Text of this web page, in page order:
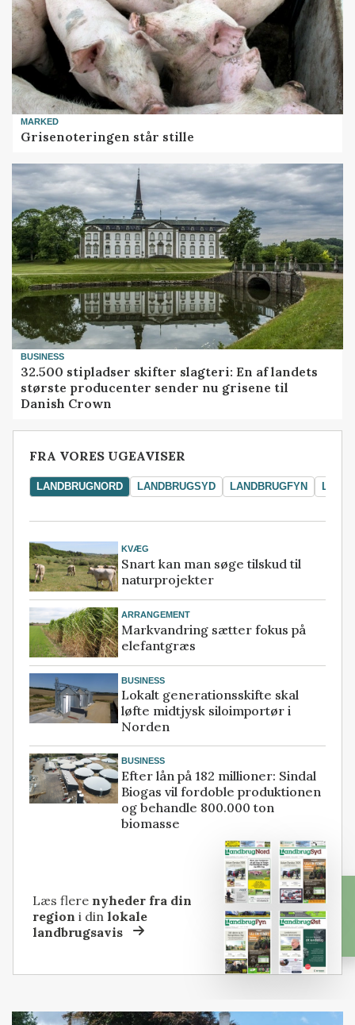
MARKED
Grisenoteringen står stille
BUSINESS
32.500 stipladser skifter slagteri: En af landets
største producenter sender nu grisene til
Danish Crown
FRA VORES UGEAVISER
LANDBRUGNORD LANDBRUGSYD LANDBRUGFYN
KVÆG
Snart kan man søge tilskud til
naturprojekter
ARRANGEMENT
Markvandring sætter fokus på
elefantgræs
BUSINESS
Lokalt generationsskifte skal
løfte midtjysk siloimportør i
Norden
BUSINESS
Efter lån på 182 millioner: Sindal
Biogas vil fordoble produktionen
og behandle 800.000 ton
biomasse
Læs flere nyheder fra din
region i dinlokale
landbrugsavis